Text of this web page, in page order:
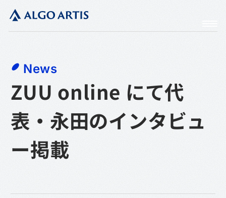
News
ZUU online にて代
表・永田のインタビュ
ー掲載